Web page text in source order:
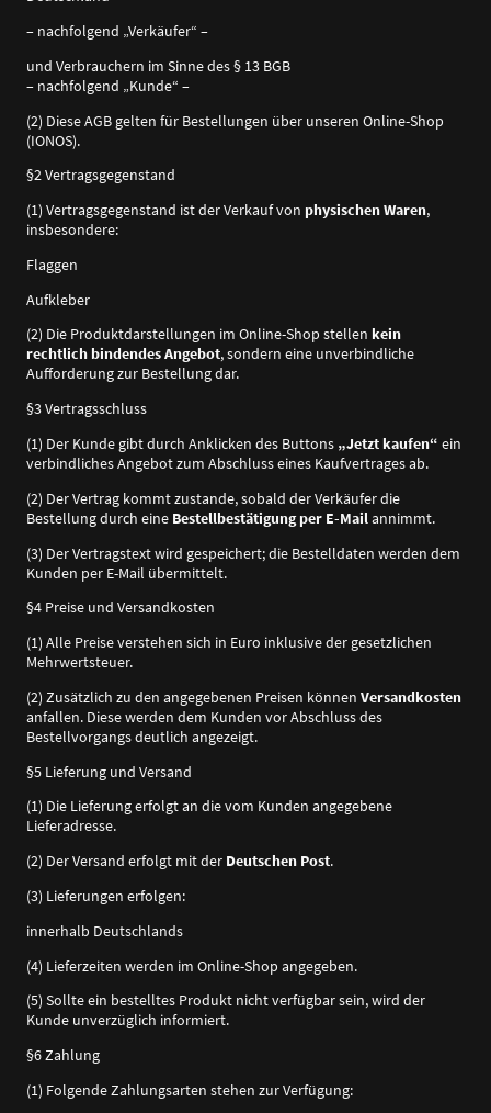
– nachfolgend „Verkäufer“ –
und Verbrauchern im Sinne des § 13 BGB
– nachfolgend „Kunde“ –
(2) Diese AGB gelten für Bestellungen über unseren Online-Shop
(IONOS).
§2 Vertragsgegenstand
(1) Vertragsgegenstand ist der Verkauf von physischen Waren,
insbesondere:
Flaggen
Aufkleber
(2) Die Produktdarstellungen im Online-Shop stellen kein
rechtlich bindendes Angebot, sondern eine unverbindliche
Aufforderung zur Bestellung dar.
§3 Vertragsschluss
(1) Der Kunde gibt durch Anklicken des Buttons „Jetzt kaufen“ ein
verbindliches Angebot zum Abschluss eines Kaufvertrages ab.
(2) Der Vertrag kommt zustande, sobald der Verkäufer die
Bestellung durch eine Bestellbestätigung per E-Mailannimmt.
(3) Der Vertragstext wird gespeichert; die Bestelldaten werden dem
Kunden per E-Mail übermittelt.
§4 Preise und Versandkosten
(1) Alle Preise verstehen sich in Euro inklusive der gesetzlichen
Mehrwertsteuer.
(2) Zusätzlich zu den angegebenen Preisen können Versandkosten
anfallen. Diese werden dem Kunden vor Abschluss des
Bestellvorgangs deutlich angezeigt.
§5 Lieferung und Versand
(1) Die Lieferung erfolgt an die vom Kunden angegebene
Lieferadresse.
(2) Der Versand erfolgt mit der Deutschen Post.
(3) Lieferungen erfolgen:
innerhalb Deutschlands
(4) Lieferzeiten werden im Online-Shop angegeben.
(5) Sollte ein bestelltes Produkt nicht verfügbar sein, wird der
Kunde unverzüglich informiert.
§6 Zahlung
(1) Folgende Zahlungsarten stehen zur Verfügung: